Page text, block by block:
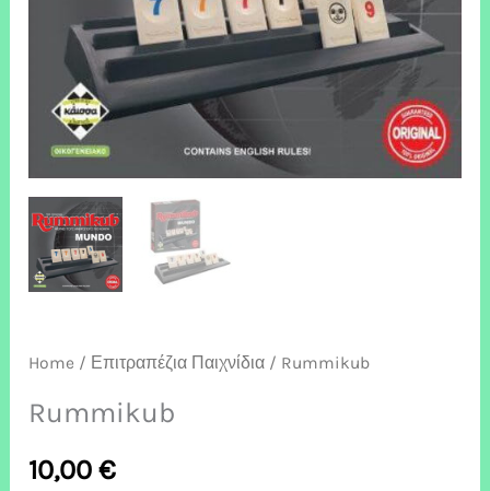
Home / Επιτραπέζια Παιχνίδια / Rummikub
Rummikub
10,00€